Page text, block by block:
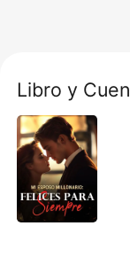
Salir
Instalar
Hombre Lobo
Romance
Urbano
Ranking
Libro y